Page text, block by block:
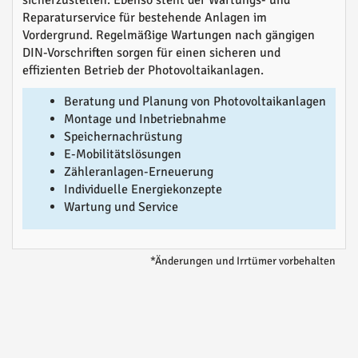
Reparaturservice für bestehende Anlagen im
Vordergrund. Regelmäßige Wartungen nach gängigen
DIN-Vorschriften sorgen für einen sicheren und
effizienten Betrieb der Photovoltaikanlagen.
Beratung und Planung von Photovoltaikanlagen
Montage und Inbetriebnahme
Speichernachrüstung
E-Mobilitätslösungen
Zähleranlagen-Erneuerung
Individuelle Energiekonzepte
Wartung und Service
*Änderungen und Irrtümer vorbehalten